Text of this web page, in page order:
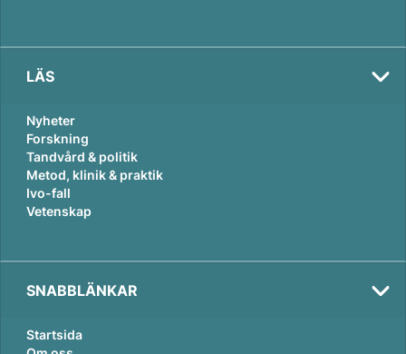
LÄS
Nyheter
Forskning
Tandvård & politik
Metod, klinik & praktik
Ivo-fall
Vetenskap
SNABBLÄNKAR
Startsida